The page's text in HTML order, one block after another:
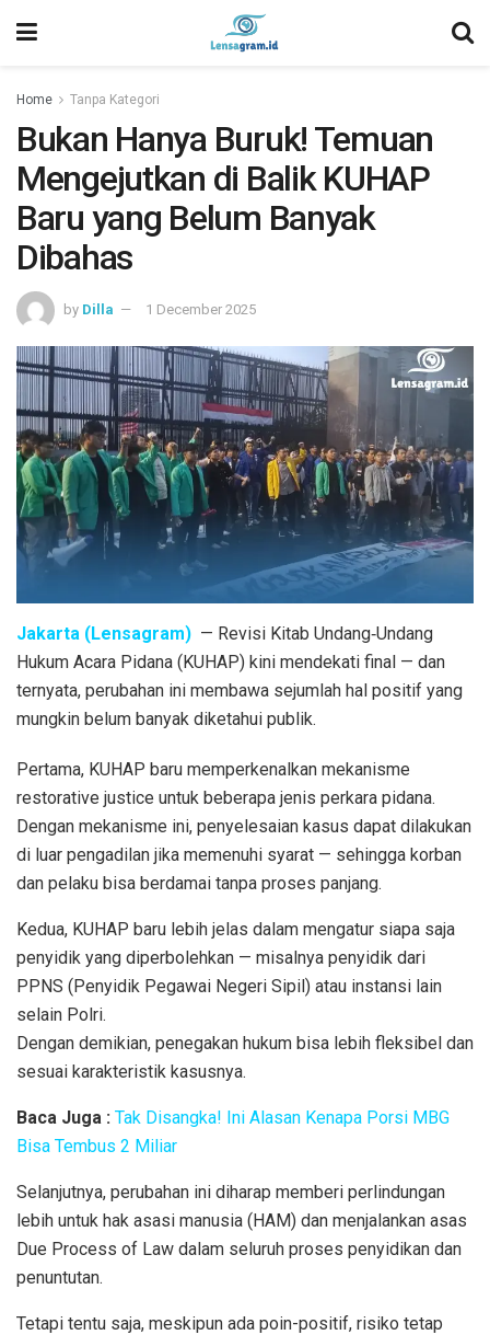
Home Tanpa Kategori
Bukan Hanya Buruk! Temuan
Mengejutkan di Balik KUHAP
Baru yang Belum Banyak
Dibahas
by Dilla 1 December 2025
Jakarta (Lensagram) — Revisi Kitab Undang‑Undang
Hukum Acara Pidana (KUHAP) kini mendekati final — dan
ternyata, perubahan ini membawa sejumlah hal positif yang
mungkin belum banyak diketahui publik.
Pertama, KUHAP baru memperkenalkan mekanisme
restorative justice untuk beberapa jenis perkara pidana.
Dengan mekanisme ini, penyelesaian kasus dapat dilakukan
di luar pengadilan jika memenuhi syarat — sehingga korban
dan pelaku bisa berdamai tanpa proses panjang.
Kedua, KUHAP baru lebih jelas dalam mengatur siapa saja
penyidik yang diperbolehkan — misalnya penyidik dari
PPNS (Penyidik Pegawai Negeri Sipil) atau instansi lain
selain Polri.
Dengan demikian, penegakan hukum bisa lebih fleksibel dan
sesuai karakteristik kasusnya.
Baca Juga : Tak Disangka! Ini Alasan Kenapa Porsi MBG
Bisa Tembus 2 Miliar
Selanjutnya, perubahan ini diharap memberi perlindungan
lebih untuk hak asasi manusia (HAM) dan menjalankan asas
Due Process of Law dalam seluruh proses penyidikan dan
penuntutan.
Tetapi tentu saja, meskipun ada poin-positif, risiko tetap